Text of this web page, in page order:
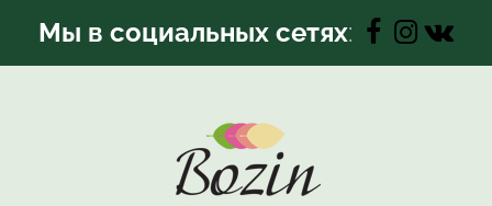
Мы в социальных сетях: